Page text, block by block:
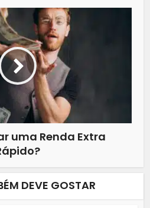
uma Renda Extra
DEVE GOSTAR